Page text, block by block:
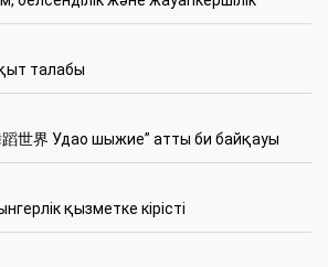
талабы
世界 Удао шыжие” атты би байқауы
қызметке кірісті